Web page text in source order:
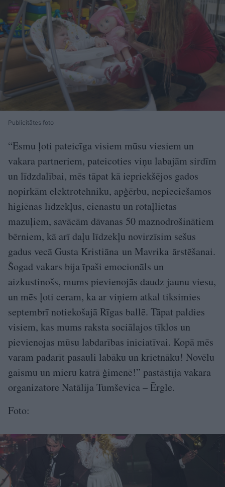
Publicitātes foto
“Esmu ļoti pateicīga visiem mūsu viesiem un
vakara partneriem, pateicoties viņu labajām sirdīm
un līdzdalībai, mēs tāpat kā iepriekšējos gados
nopirkām elektrotehniku, apģērbu, nepieciešamos
higiēnas līdzekļus, cienastu un rotaļlietas
mazuļiem, savācām dāvanas 50 maznodrošinātiem
bērniem, kā arī daļu līdzekļu novirzīsim sešus
gadus vecā Gusta Kristiāna un Mavrika ārstēšanai.
Šogad vakars bija īpaši emocionāls un
aizkustinošs, mums pievienojās daudz jaunu viesu,
un mēs ļoti ceram, ka ar viņiem atkal tiksimies
septembrī notiekošajā Rīgas ballē. Tāpat paldies
visiem, kas mums raksta sociālajos tīklos un
pievienojas mūsu labdarības iniciatīvai. Kopā mēs
varam padarīt pasauli labāku un krietnāku! Novēlu
gaismu un mieru katrā ģimenē!” pastāstīja vakara
organizatore Natālija Tumševica – Ērgle.
Foto: